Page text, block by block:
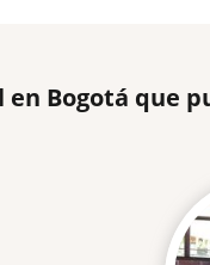
en Bogotá que